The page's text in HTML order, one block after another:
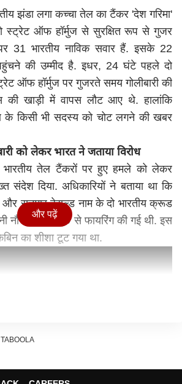
झंडा लगा कच्चा तेल का टैंकर 'देश गरिमा'
ऑफ हॉर्मुज से सुरक्षित रूप से गुजर
31 भारतीय नाविक सवार हैं. इसके 22
की उम्मीद है. इधर, 24 घंटे पहले दो
ऑफ हॉर्मुज पर गुजरते समय गोलीबारी की
की खाड़ी में वापस लौट आए थे. हालांकि
किसी भी सदस्य को चोट लगने की खबर
को लेकर भारत ने जताया विरोध
भारतीय तेल टैंकरों पर हुए हमले को लेकर
संदेश दिया. अधिकारियों ने बताया था कि
और सनमार हेराल्ड नाम के दो भारतीय क्रूड
नौसेना की तरफ से फायरिंग की गई थी. इस
का शीशा टूट गया था.
और पढ़ें